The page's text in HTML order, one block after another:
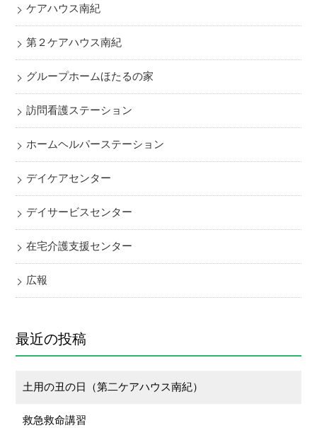
ケアハウス南紀
第２ケアハウス南紀
グループホームほたるの家
訪問看護ステーション
ホームヘルパーステーション
デイケアセンター
デイサービスセンター
在宅介護支援センター
広報
最近の投稿
土用の丑の日（第二ケアハウス南紀）
救急救命講習